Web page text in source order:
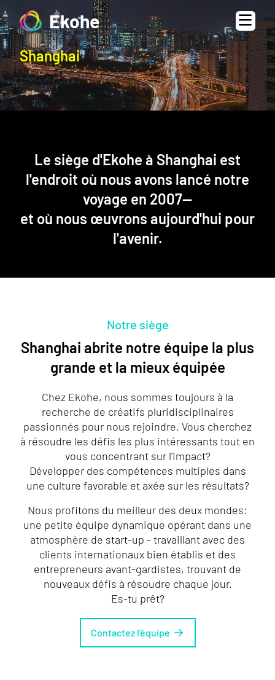
Ekohe
Shanghai
Le siège d'Ekohe à Shanghai est
l'endroit où nous avons lancé notre
voyage en 2007—
et où nous œuvrons aujourd'hui pour
l'avenir.
Notre siège
Shanghai abrite notre équipe la plus
grande et la mieux équipée
Chez Ekohe, nous sommes toujours à la
recherche de créatifs pluridisciplinaires
passionnés pour nous rejoindre. Vous cherchez
à résoudre les défis les plus intéressants tout en
vous concentrant sur l'impact?
Développer des compétences multiples dans
une culture favorable et axée sur les résultats?
Nous profitons du meilleur des deux mondes:
une petite équipe dynamique opérant dans une
atmosphère de start-up - travaillant avec des
clients internationaux bien établis et des
entrepreneurs avant-gardistes, trouvant de
nouveaux défis à résoudre chaque jour.
Es-tu prêt?
Contactez l'équipe